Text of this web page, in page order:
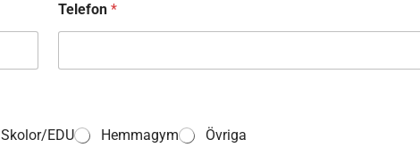
Telefon *
Skolor/EDU Hemmagym Övriga